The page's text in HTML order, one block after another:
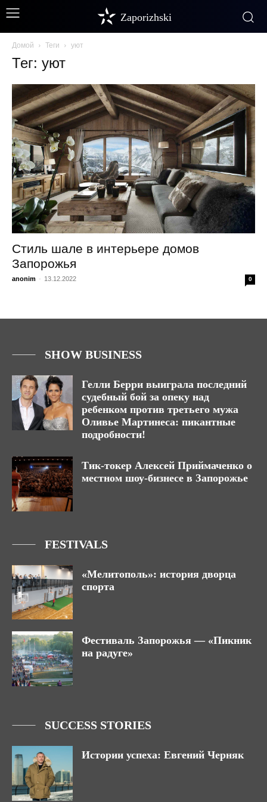
Zaporizhski
Домой Теги уют
Тег: уют
Стиль шале в интерьере домов
Запорожья
anonim - 13.12.2022 0
SHOW BUSINESS
Гелли Берри выиграла последний
судебный бой за опеку над
ребенком против третьего мужа
Оливье Мартинеса: пикантные
подробности!
Тик-токер Алексей Приймаченко о
местном шоу-бизнесе в Запорожье
FESTIVALS
«Мелитополь»: история дворца
спорта
Фестиваль Запорожья — «Пикник
на радуге»
SUCCESS STORIES
Истории успеха: Евгений Черняк